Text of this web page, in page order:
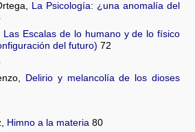
La Psicología: ¿una anomalía del
Las Escalas de lo humano y de lo físico
del futuro) 72
Delirio y melancolía de los dioses
Himno a la materia 80